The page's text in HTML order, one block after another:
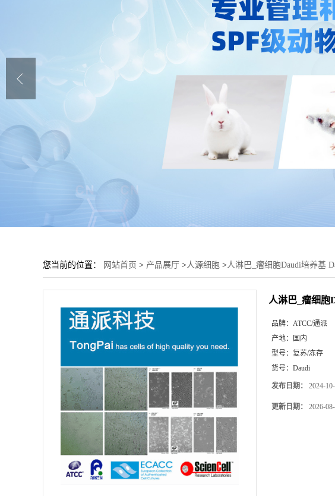
您当前的位置： 网站首页 > 产品展厅 >人源细胞 >人淋巴_瘤细胞Daudi培养基
人淋巴_瘤细胞
品牌： ATCC/通派
产地：
国内
型号： 复苏/冻存
货号： Daudi
发布日期： 2024-
更新日期： 2026-